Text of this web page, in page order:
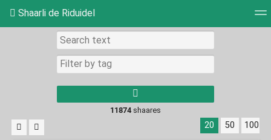
Shaarli de Riduidel
Daily
11874shaares
20 50 100